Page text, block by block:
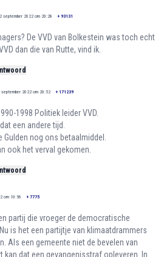
september 2022 om 20:28 + 93131
De VVD van Bolkestein was toch echt
dan die van Rutte, vind ik.
september 2022 om 20:52 + 171239
1998 Politiek leider VVD.
een andere tijd.
Gulden nog ons betaalmiddel.
ook het verval gekomen.
om 10:56 + 7775
partij die vroeger de democratische
is het een partijtje van klimaatdrammers
Als een gemeente niet de bevelen van
kan dat een gevangenisstraf opleveren .In